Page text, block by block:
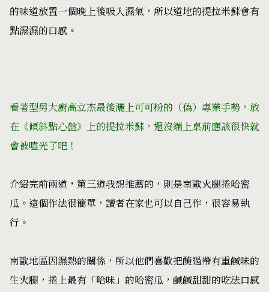
的味道放置一個晚上後吸入濕氣，所以道地的提拉米蘇會有
點濕濕的口感。
看著型男大廚高立杰最後灑上可可粉的（偽）專業手勢，放
在 《傾斜點心盤》上的提拉米蘇，還沒端上桌前應該很快就
會被嗑光了吧！
介紹完前兩道 ， 第三道我想推薦的，則是南歐火腿捲哈密
瓜。這個作法很簡單，讀者在家也可以自己作，很容易執
行。
南歐地區因濕熱的關係，所以他們喜歡把醃過帶有重鹹味的
生火腿，捲上最有「哈味」的哈密瓜，鹹鹹甜甜的吃法口感